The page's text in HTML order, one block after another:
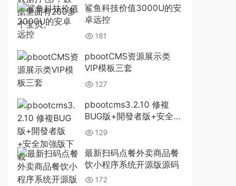
鲨鱼科技价值3000U的安
卓远控
181
pbootCMS资源展示类
VIP模板三套
127
pbootcms3.2.10 修複
BUG版+開發者版+安全加
強版下載
129
最新扫码点餐外卖商品餐
饮小程序系统开源版源码
172